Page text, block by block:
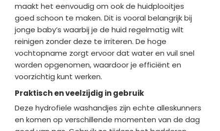
maakt het eenvoudig om ook de huidplooitjes
goed schoon te maken. Dit is vooral belangrijk bij
jonge baby’s waarbij je de huid regelmatig wilt
reinigen zonder deze te irriteren. De hoge
vochtopname zorgt ervoor dat water en vuil snel
worden opgenomen, waardoor je efficiënt en
voorzichtig kunt werken.
Praktisch en veelzijdig in gebruik
Deze hydrofiele washandjes zijn echte alleskunners
en komen op verschillende momenten van de dag